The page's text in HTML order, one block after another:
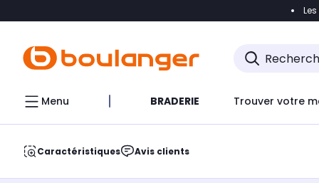
Accéder
Menu BRADERIE Trouver votre
Caractéristiques Avis clients